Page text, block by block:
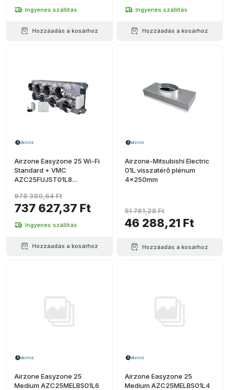
Ingyenes szállítás
Hozzáadás a kosárhoz
Ingyenes szállítás
Hozzáadás a kosárhoz
Airzone Easyzone 25 Wi-Fi
Standard + VMC
AZC25FUJST01L8
hoz – 8 kimenet Ø200 mm
(nagy kapacitás)
737 627,37 Ft
978 380,64 Ft
Ingyenes szállítás
Hozzáadás a kosárhoz
Airzone-Mitsubishi Electric
01L visszatérő plénum
4x250mm
46 288,21 Ft
51 761,28 Ft
Hozzáadás a kosárhoz
Airzone Easyzone 25
Medium AZC25MELBS01L6
Airzone Easyzone 25
Medium AZC25MELBS01L4